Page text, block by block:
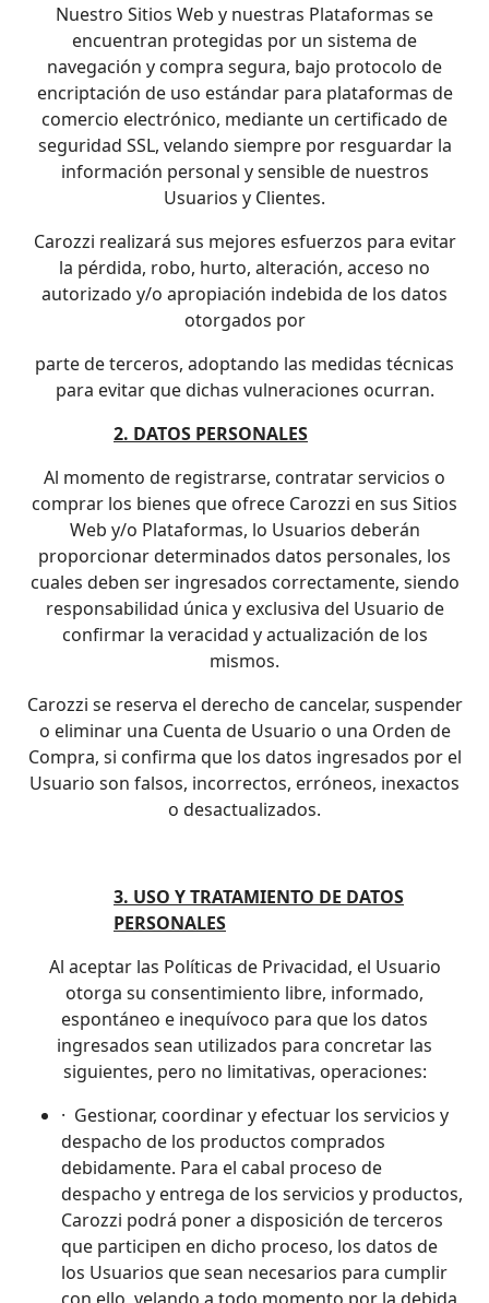
Nuestro Sitios Web y nuestras Plataformas se
encuentran protegidas por un sistema de
navegación y compra segura, bajo protocolo de
encriptación de uso estándar para plataformas de
comercio electrónico, mediante un certificado de
seguridad SSL, velando siempre por resguardar la
información personal y sensible de nuestros
Usuarios y Clientes.
Carozzi realizará sus mejores esfuerzos para evitar
la pérdida, robo, hurto, alteración, acceso no
autorizado y/o apropiación indebida de los datos
otorgados por
parte de terceros, adoptando las medidas técnicas
para evitar que dichas vulneraciones ocurran.
2. DATOS PERSONALES
Al momento de registrarse, contratar servicios o
comprar los bienes que ofrece Carozzi en sus Sitios
Web y/o Plataformas, lo Usuarios deberán
proporcionar determinados datos personales, los
cuales deben ser ingresados correctamente, siendo
responsabilidad única y exclusiva del Usuario de
confirmar la veracidad y actualización de los
mismos.
Carozzi se reserva el derecho de cancelar, suspender
o eliminar una Cuenta de Usuario o una Orden de
Compra, si confirma que los datos ingresados por el
Usuario son falsos, incorrectos, erróneos, inexactos
o desactualizados.
3. USO Y TRATAMIENTO DE DATOS
PERSONALES
Al aceptar las Políticas de Privacidad, el Usuario
otorga su consentimiento libre, informado,
espontáneo e inequívoco para que los datos
ingresados sean utilizados para concretar las
siguientes, pero no limitativas, operaciones:
· Gestionar, coordinar y efectuar los servicios y
despacho de los productos comprados
debidamente. Para el cabal proceso de
despacho y entrega de los servicios y productos,
Carozzi podrá poner a disposición de terceros
que participen en dicho proceso, los datos de
los Usuarios que sean necesarios para cumplir
con ello, velando a todo momento por la debida